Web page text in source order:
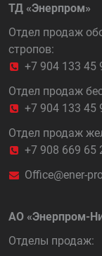
ТД «Энерпром»
Отдел продаж
стропов:
+7 904 133 45
Отдел продаж
+7 904 133 45
Отдел продаж
+7 908 669 65
Office@ener-
АО «Энерпром-
Отделы продаж: